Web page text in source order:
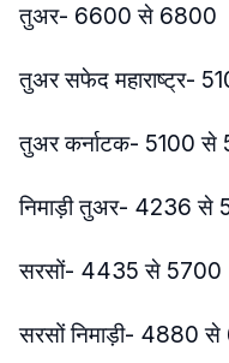
तुअर- 6600 से 6800
तुअर सफेद महाराष्ट्र-
तुअर कर्नाटक- 5100 से
निमाड़ी तुअर- 4236 से
सरसों- 4435 से 5700
सरसों निमाड़ी- 4880